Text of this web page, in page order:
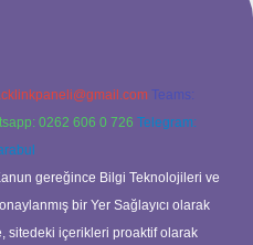
Teams:
0262 606 0 726 Telegram:
gereğince Bilgi Teknolojileri ve
bir Yer Sağlayıcı olarak
sitedeki içerikleri proaktif olarak